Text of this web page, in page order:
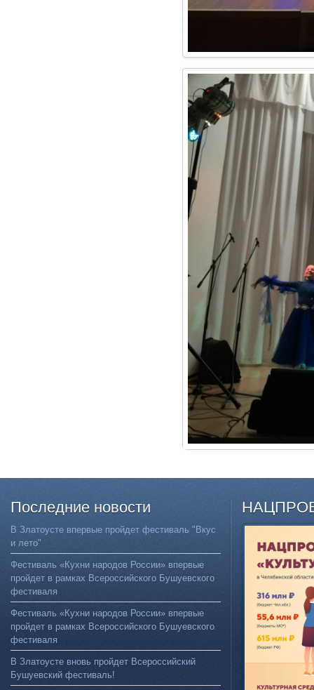
Последние новости
В Златоусте впервые пройдет фестиваль "Вкус
и лето"
Фестиваль «Кухни народов России» впервые
пройдет в рамках Всероссийского Бушуевского
фестиваля
Фестиваль «Кухни народов России» впервые
пройдет в рамках Всероссийского Бушуевского
фестиваля
В Златоусте вновь пройдет Всероссийский
Бушуевский фестиваль!